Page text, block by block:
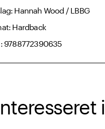
Hannah Wood / LBBG
Hardback
9788772390635